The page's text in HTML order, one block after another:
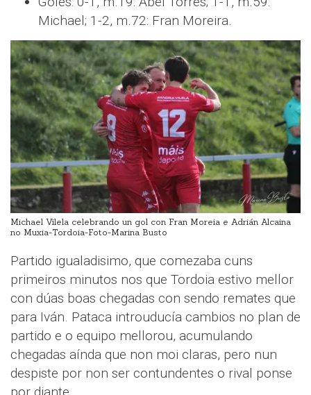
Michael; 1-2, m.72: Fran Moreira.
Michael Vilela celebrando un gol con Fran Moreia e Adrián Alcaina
no Muxia-Tordoia-Foto-Marina Busto
Partido igualadisimo, que comezaba cuns
primeiros minutos nos que Tordoia estivo mellor
con dúas boas chegadas con sendo remates que
para Iván. Pataca introuducía cambios no plan de
partido e o equipo mellorou, acumulando
chegadas aínda que non moi claras, pero nun
despiste por non ser contundentes o rival ponse
por diante.